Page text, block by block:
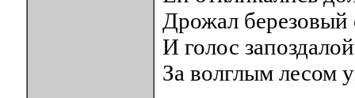
Дрожал березовый
И голос
За волглым лесом